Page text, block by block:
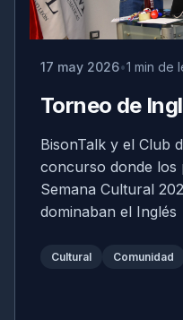
17 may 2026 1 min de
Torneo de
BisonTalk y el Club
concurso donde los
Semana Cultural
dominaban el Inglés
Cultural Comunidad